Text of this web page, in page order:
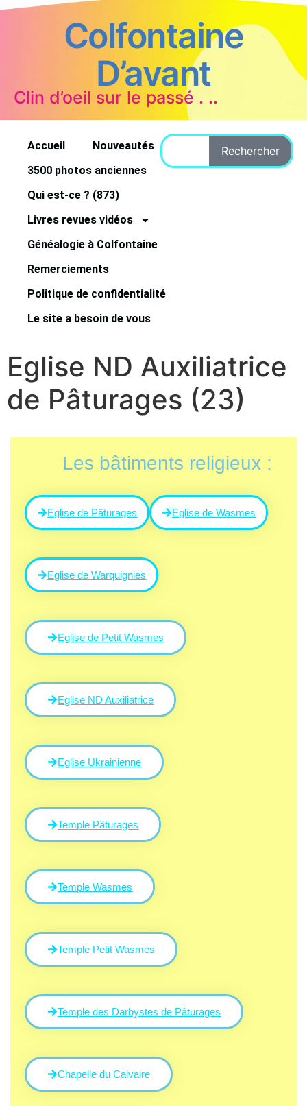
Colfontaine
D’avant
Clin d’oeil sur le passé . ..
Accueil
Nouveautés
3500 photos anciennes
Qui est-ce ? (873)
Livres revues vidéos
Généalogie à Colfontaine
Remerciements
Politique de confidentialité
Le site a besoin de vous
Rechercher
Eglise ND Auxiliatrice
de Pâturages (23)
Les bâtiments religieux :
Eglise de Pâturages Eglise de Wasmes
Eglise de Warquignies
Eglise de Petit Wasmes
Eglise ND Auxiliatrice
Eglise Ukrainienne
Temple Pâturages
Temple Wasmes
Temple Petit Wasmes
Temple des Darbystes de Pâturages
Chapelle du Calvaire